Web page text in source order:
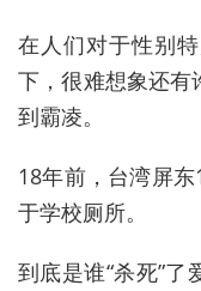
在人们对于性别
下，很难想象还有
到霸凌。
18年前，台湾屏
于学校厕所。
到底是谁“杀死”了